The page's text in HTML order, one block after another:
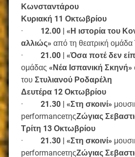
Κωνσταντάρου
Κυριακή 11 Οκτωβρίου
· 12.00 | «Η ιστορία του
αλλιώς»από τη θεατρική ομάδα
· 21.00 | «Όσα ποτέ δεν
ομάδας «Νέα Ισπανική Σκηνή»
του Στυλιανού Ροδαρέλη
Δευτέρα 12 Οκτωβρίου
· 21.30 | «Στη σκοινί»
performanceτηςΖώγιας
Τρίτη 13 Οκτωβρίου
· 21.30 | «Στη σκοινί»
performanceτηςΖώγιας